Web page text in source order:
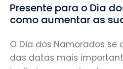
Presente para o Dia
como aumentar as
O Dia dos Namorados
das datas mais